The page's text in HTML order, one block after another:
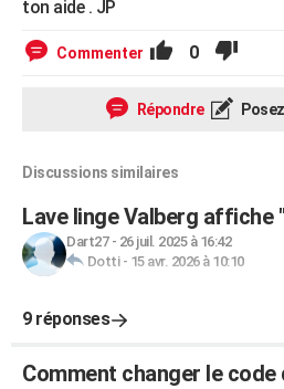
ton aide . JP
Commenter 0
Répondre
Discussions similaires
Lave linge Valberg affiche
Dart27- 26 juil. 2025 à 16:42
Dotti- 15 avr. 2026 à 10:10
9 réponses
Comment changer le code